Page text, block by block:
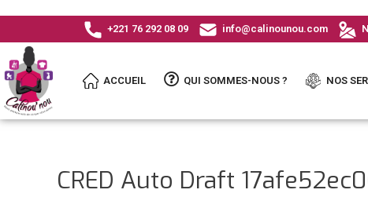
+221 76 292 08 09 info@calinounou.com
ACCUEIL QUI SOMMES-NOUS ? NOS
CRED Auto Draft